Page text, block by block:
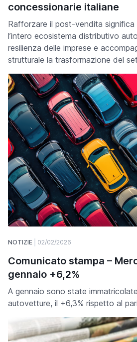
concessionarie italiane
Rafforzare il post-vendita significa
l’intero ecosistema distributivo
resilienza delle imprese e
strutturale la trasformazione del
NOTIZIE 02/02/2026
Comunicato stampa –
gennaio +6,2%
A gennaio sono state
autovetture, il +6,3% rispetto al